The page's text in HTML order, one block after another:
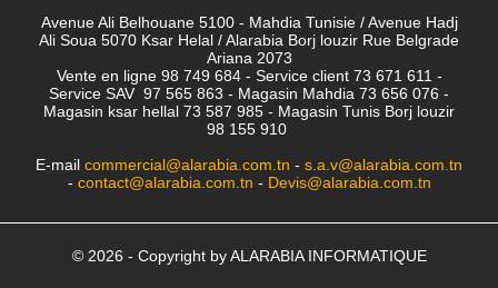
Avenue Ali Belhouane 5100 - Mahdia Tunisie / Avenue Hadj
Ali Soua 5070 Ksar Helal / Alarabia Borj louzir Rue Belgrade
Ariana 2073
Vente en ligne 98 749 684 - Service client 73 671 611 -
Service SAV 97 565 863 - Magasin Mahdia 73 656 076 -
Magasin ksar hellal 73 587 985 - Magasin Tunis Borj louzir
98 155 910
E-mail commercial@alarabia.com.tn - s.a.v@alarabia.com.tn
- contact@alarabia.com.tn - Devis@alarabia.com.tn
© 2026 - Copyright by ALARABIA INFORMATIQUE